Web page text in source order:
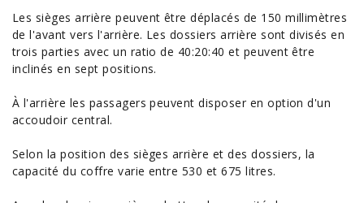
Les sièges arrière peuvent être déplacés de 150 millimètres
de l'avant vers l'arrière. Les dossiers arrière sont divisés en
trois parties avec un ratio de 40:20:40 et peuvent être
inclinés en sept positions.
À l'arrière les passagers peuvent disposer en option d'un
accoudoir central.
Selon la position des sièges arrière et des dossiers, la
capacité du coffre varie entre 530 et 675 litres.